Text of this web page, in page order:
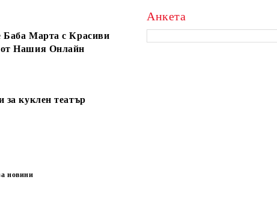
Баба Марта с Красиви
Нашия Онлайн
куклен театър
новини
Анкета